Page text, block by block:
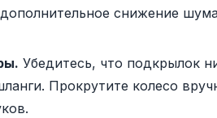
снижение
Убедитесь, что подкрылок
Прокрутите колесо